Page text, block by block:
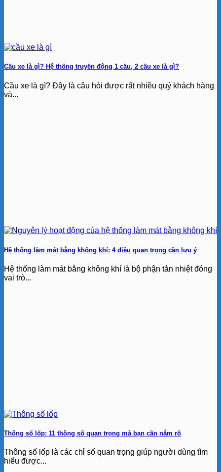
Cầu xe là gì? Hệ thống truyền động 1 cầu, 2 cầu xe là gì?
Cầu xe là gì? Đây là câu hỏi được rất nhiều quý khách hàng
và...
Hệ thống làm mát bằng không khí: 4 điều quan trọng cần lưu ý
Hệ thống làm mát bằng không khí là bộ phận tản nhiệt đóng
vai trò...
Thông số lốp: 11 thông số quan trọng mà bạn cần nắm rõ
Thông số lốp là các chỉ số quan trọng giúp người dùng tìm
hiểu được...